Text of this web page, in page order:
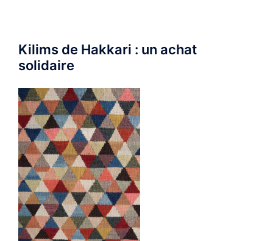
Kilims de Hakkari : un achat
solidaire